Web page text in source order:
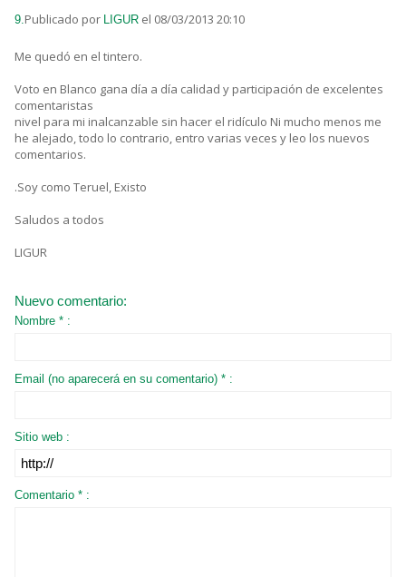
9.Publicado por LIGUR el 08/03/2013 20:10
Me quedó en el tintero.
Voto en Blanco gana día a día calidad y participación de excelentes
comentaristas
nivel para mi inalcanzable sin hacer el ridículo Ni mucho menos me
he alejado, todo lo contrario, entro varias veces y leo los nuevos
comentarios.
.Soy como Teruel, Existo
Saludos a todos
LIGUR
Nuevo comentario:
Nombre * :
Email (no aparecerá en su comentario) * :
Sitio web :
Comentario * :